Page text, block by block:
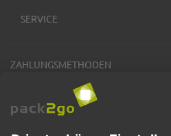
SERVICE
ZAHLUNGSMETHODEN